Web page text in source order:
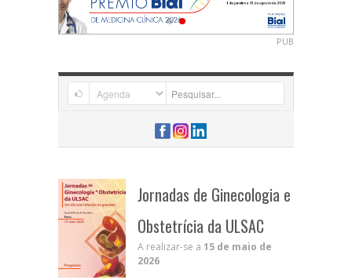
PUB
Jornadas de Ginecologia e
Obstetrícia da ULSAC
A realizar-se a 15 de maio de
2026